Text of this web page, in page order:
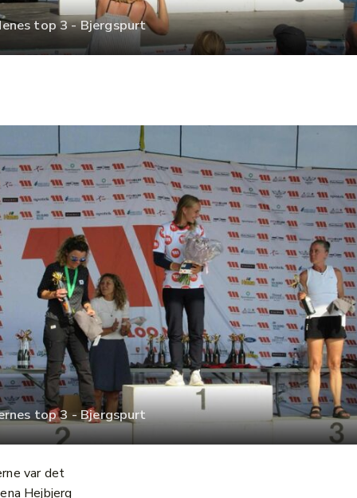
top 3 - Bjergspurt
top 3 - Bjergspurt
var det
Hejbjerg